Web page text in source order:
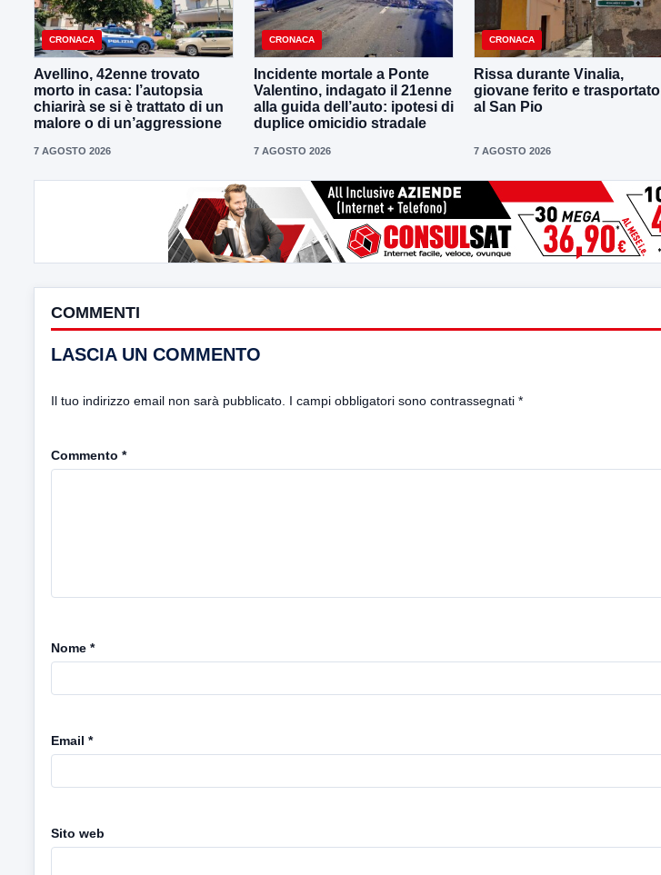
CRONACA
Avellino, 42enne trovato
morto in casa: l’autopsia
chiarirà se si è trattato di un
malore o di un’aggressione
7 AGOSTO 2026
CRONACA
Incidente mortale a Ponte
Valentino, indagato il 21enne
alla guida dell’auto: ipotesi di
duplice omicidio stradale
7 AGOSTO 2026
CRONACA
Rissa durante Vinalia,
giovane ferito e trasportato
al San Pio
7 AGOSTO 2026
COMMENTI
LASCIA UN COMMENTO
Il tuo indirizzo email non sarà pubblicato. I campi obbligatori sono contrassegnati *
Commento *
Nome *
Email *
Sito web